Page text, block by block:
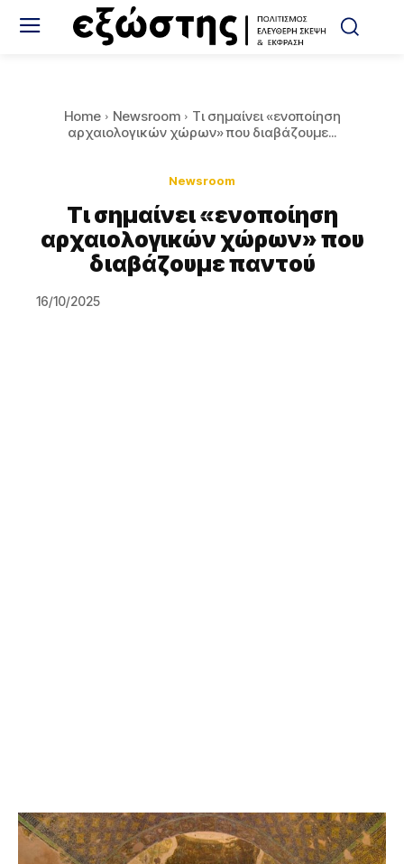
Home Newsroom
Τι σημαίνει «ενοποίηση
αρχαιολογικών χώρων» που διαβάζουμε...
Newsroom
Τι σημαίνει «ενοποίηση
αρχαιολογικών χώρων» που
διαβάζουμε παντού
16/10/2025